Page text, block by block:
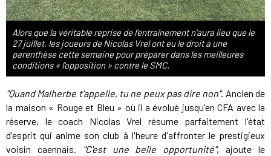
Alors que la véritable reprise de l'entraînement n'aura lieu que le
27 juillet, les joueurs de Nicolas Vrel ont eu le droit à une
parenthèse cette semaine pour préparer dans les meilleures
conditions « l'opposition » contre le SMC.
"Quand Malherbe t'appelle, tu ne peux pas dire non". Ancien de
la maison « Rouge et Bleu » où il a évolué jusqu'en CFA avec la
réserve, le coach Nicolas Vrel résume parfaitement l'état
d'esprit qui anime son club à l'heure d'affronter le prestigieux
voisin caennais.
"C'est une belle opportunité", ajoute le